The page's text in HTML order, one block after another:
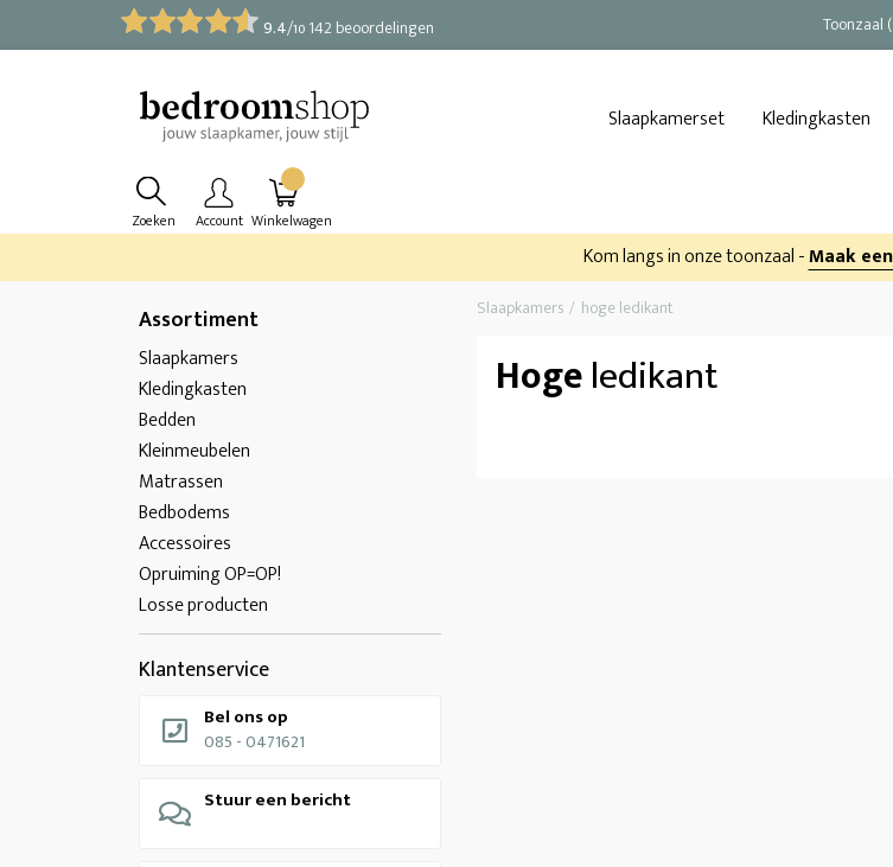
9.4/10 142 beoordelingen Toonzaal
Slaapkamerset Kledingkasten
Zoeken Account Winkelwagen
Kom langs in onze toonzaal -Maak
Assortiment
Slaapkamers
Kledingkasten
Bedden
Kleinmeubelen
Matrassen
Bedbodems
Accessoires
Opruiming OP=OP!
Losse producten
Klantenservice
Bel ons op
085 - 0471621
Stuur een bericht
Slaapkamers hoge ledikant
Hogeledikant